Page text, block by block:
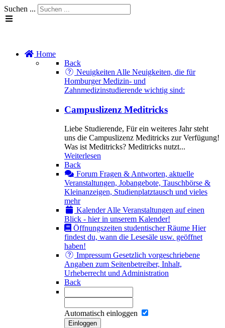
Suchen ...
Home
Back
Neuigkeiten Alle Neuigkeiten, die für
Homburger Medizin- und
Zahnmedizinstudierende wichtig sind:
Campuslizenz Meditricks
Liebe Studierende, Für ein weiteres Jahr steht
uns die Campuslizenz Meditricks zur Verfügung!
Was ist Meditricks? Meditricks nutzt...
Weiterlesen
Back
Forum Fragen & Antworten, aktuelle
Veranstaltungen, Jobangebote, Tauschbörse &
Kleinanzeigen, Studienplatztausch und vieles
mehr
KalenderAlle Veranstaltungen auf einen
Blick - hier in unserem Kalender!
Öffnungszeiten studentischer Räume Hier
findest du, wann die Lesesäle usw. geöffnet
haben!
Impressum Gesetzlich vorgeschriebene
Angaben zum Seitenbetreiber, Inhalt,
Urheberrecht und Administration
Back
Automatisch einloggen
Einloggen